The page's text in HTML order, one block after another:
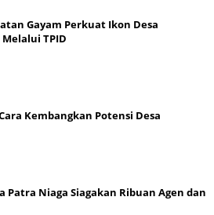
Gayam Perkuat Ikon Desa
TPID
Kembangkan Potensi Desa
Patra Niaga Siagakan Ribuan Agen dan